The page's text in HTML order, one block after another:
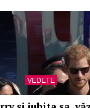
VEDETE